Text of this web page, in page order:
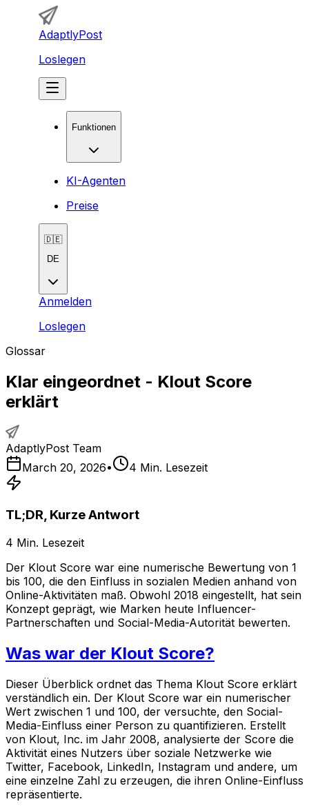
AdaptlyPost
Loslegen
Funktionen
KI-Agenten
Preise
🇩🇪
DE
Anmelden
Loslegen
Glossar
Klar eingeordnet - Klout Score
erklärt
AdaptlyPost Team
March 20, 2026• 4 Min. Lesezeit
TL;DR, Kurze Antwort
4 Min. Lesezeit
Der Klout Score war eine numerische Bewertung von 1
bis 100, die den Einfluss in sozialen Medien anhand von
Online-Aktivitäten maß. Obwohl 2018 eingestellt, hat sein
Konzept geprägt, wie Marken heute Influencer-
Partnerschaften und Social-Media-Autorität bewerten.
Was war der Klout Score?
Dieser Überblick ordnet das Thema Klout Score erklärt
verständlich ein. Der Klout Score war ein numerischer
Wert zwischen 1 und 100, der versuchte, den Social-
Media-Einfluss einer Person zu quantifizieren. Erstellt
von Klout, Inc. im Jahr 2008, analysierte der Score die
Aktivität eines Nutzers über soziale Netzwerke wie
Twitter, Facebook, LinkedIn, Instagram und andere, um
eine einzelne Zahl zu erzeugen, die ihren Online-Einfluss
repräsentierte.